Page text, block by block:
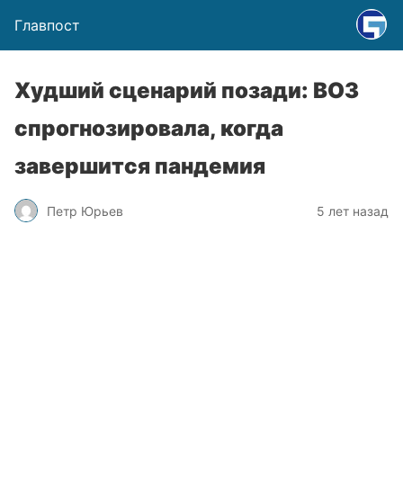
Главпост
Худший сценарий позади: ВОЗ
спрогнозировала, когда
завершится пандемия
Петр Юрьев 5 лет назад